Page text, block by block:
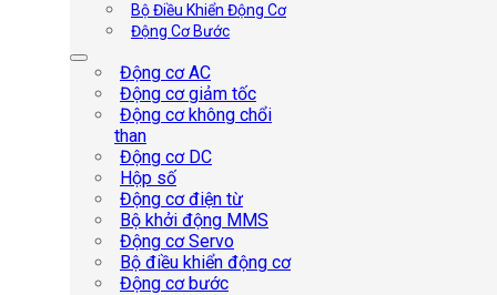
Bộ Điều Khiển Động Cơ
Động Cơ Bước
Động cơ AC
Động cơ giảm tốc
Động cơ không chổi
than
Động cơ DC
Hộp số
Động cơ điện từ
Bộ khởi động MMS
Động cơ Servo
Bộ điều khiển động cơ
Động cơ bước